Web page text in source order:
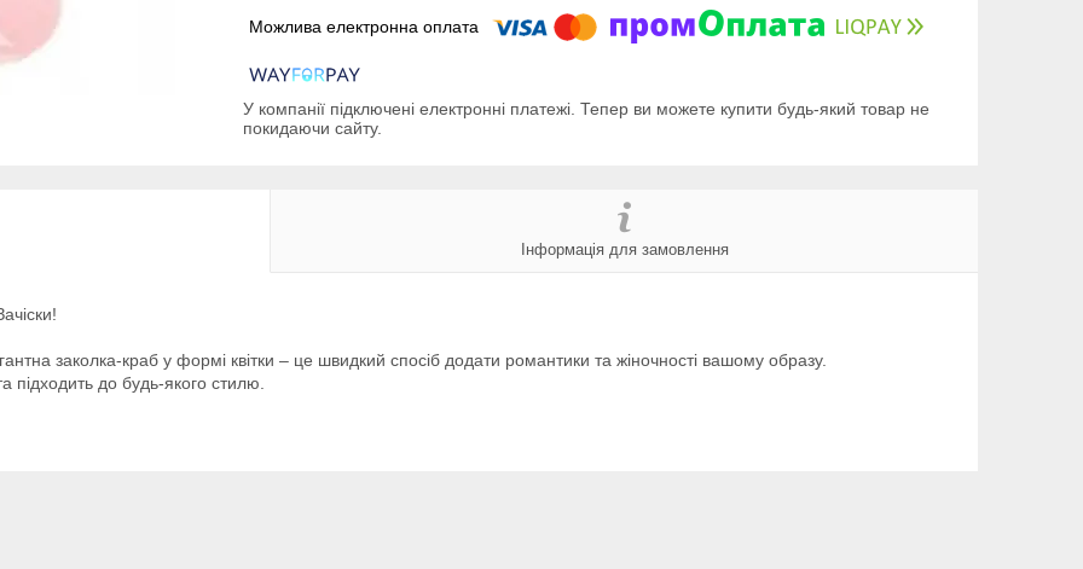
У компанії підключені електронні платежі. Тепер ви можете купити будь-який товар не
покидаючи сайту.
Інформація для замовлення
заколка-краб у формі квітки – це швидкий спосіб додати романтики та жіночності вашому образу.
підходить до будь-якого стилю.